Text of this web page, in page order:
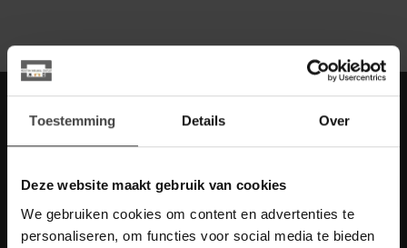
Toestemming Details Over
Deze website maakt gebruik van cookies
We gebruiken cookies om content en advertenties te
personaliseren, om functies voor social media te bieden
scherpe acties
Blijf op de hoogte van onze actuele aanbiedingen